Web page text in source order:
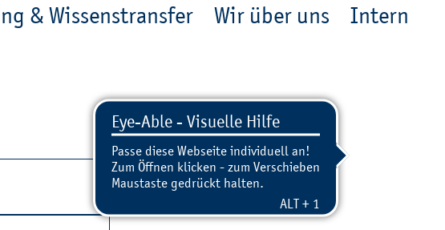
& Wissenstransfer Wir über uns In­tern